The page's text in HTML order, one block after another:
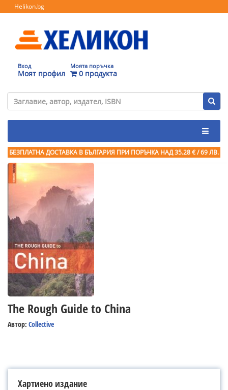
Helikon.bg
Вход
Моят профил
Моята поръчка
0 продукта
БЕЗПЛАТНА ДОСТАВКА В БЪЛГАРИЯ ПРИ ПОРЪЧКА НАД 35.28 € / 69 ЛВ.
The Rough Guide to China
Автор: Collective
Хартиено издание